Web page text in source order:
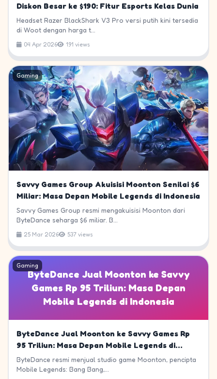
Diskon Besar ke $190: Fitur Esports Kelas Dunia
Headset Razer BlackShark V3 Pro versi putih kini tersedia
di Woot dengan harga t...
04 Apr 2026 191 views
Gaming
Savvy Games Group Akuisisi Moonton Senilai $6
Miliar: Masa Depan Mobile Legends di Indonesia
Savvy Games Group resmi mengakuisisi Moonton dari
ByteDance seharga $6 miliar. B...
25 Mar 2026 537 views
ByteDance Jual Moonton ke Savvy
Games Rp 95 Triliun: Masa Depan
Mobile Legends di Indonesia
Gaming
ByteDance Jual Moonton ke Savvy Games Rp
95 Triliun: Masa Depan Mobile Legends di
Indonesia
ByteDance resmi menjual studio game Moonton, pencipta
Mobile Legends: Bang Bang,...